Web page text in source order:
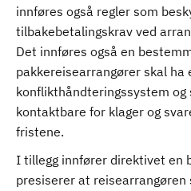
innføres også regler som
tilbakebetalingskrav ved
Det innføres også en
pakkereisearrangører skal ha
konflikthåndteringssystem
kontaktbare for klager og
fristene.
I tillegg innfører direktivet en
presiserer at reisearrangøren